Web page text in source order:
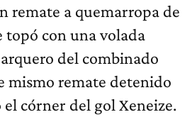
remate a quemarropa de
topó con una volada
del combinado
mismo remate detenido
córner del gol Xeneize.